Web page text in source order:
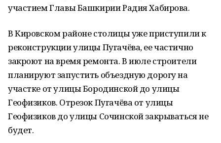
участием Главы Башкирии Радия Хабирова.
В Кировском районе столицы уже приступили к
реконструкции улицы Пугачёва, ее частично
закроют на время ремонта. В июле строители
планируют запустить объездную дорогу на
участке от улицы Бородинской до улицы
Геофизиков. Отрезок Пугачёва от улицы
Геофизиков до улицы Сочинской закрываться не
будет.